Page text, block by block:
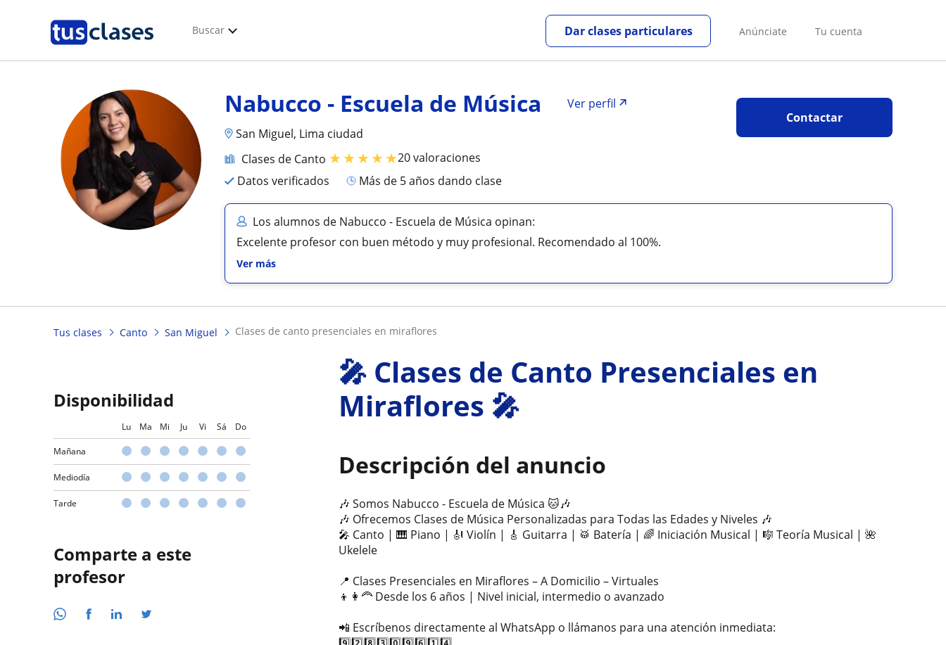
Buscar Anúnciate Tu cuenta
Dar clases particulares
Contactar
Nabucco - Escuela de Música
Ver perfil
San Miguel, Lima ciudad
Clases de Canto ★★★★★20 valoraciones
Datos verificados
más de 5 años dando clase
Los alumnos de Nabucco - Escuela de Música opinan:
Excelente profesor con buen método y muy profesional. Recomendado al 100%.
Ver más
Tus clases Canto San Miguel clases de canto presenciales en miraflores
Disponibilidad
Lu Ma Mi Ju Vi Sá Do
Mañana
Mediodía
Tarde
Comparte a este
profesor
🎤 Clases de Canto Presenciales en
Miraflores 🎤
Descripción del anuncio
🎶 Somos Nabucco - Escuela de Música 🐱🎶
🎶 Ofrecemos Clases de Música Personalizadas para Todas las Edades y Niveles 🎶
🎤 Canto | 🎹 Piano | 🎻 Violín | 🎸 Guitarra | 🥁 Batería | 🌈 Iniciación Musical | 🎼 Teoría Musical | 🌺
Ukelele
📍 Clases Presenciales en Miraflores – A Domicilio – Virtuales
👦👩‍🦰 Desde los 6 años | Nivel inicial, intermedio o avanzado
📲 Escríbenos directamente al WhatsApp o llámanos para una atención inmediata: